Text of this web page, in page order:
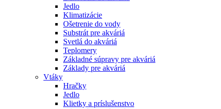
Jedlo
Klimatizácie
Ošetrenie do vody
Substrát pre akváriá
Svetlá do akváriá
Teplomery
Základné súpravy pre akváriá
Základy pre akváriá
Vtáky
Hračky
Jedlo
Klietky a príslušenstvo